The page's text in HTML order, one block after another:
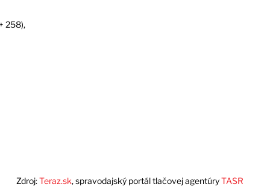
258),
Zdroj:Teraz.sk, spravodajský portál tlačovej agentúryTASR